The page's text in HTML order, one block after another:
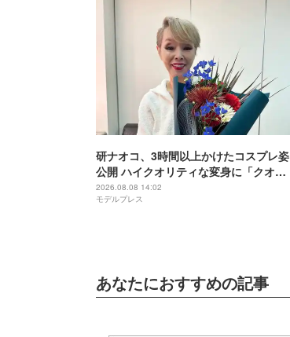
研ナオコ、3時間以上かけたコスプレ姿
公開 ハイクオリティな変身に「クオリ
ティが凄すぎる」「誰か分からない」
と反響
2026.08.08 14:02
モデルプレス
あなたにおすすめの記事